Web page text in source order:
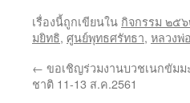
เรื่องนี้ถูกเขียนใน กิจกรรม ๒๕
มยิทธิ, ศูนย์พุทธศรัทธา, หลวงพ่
← ขอเชิญร่วมงานบวชเนกขัมม
ชาติ 11-13 ส.ค.2561